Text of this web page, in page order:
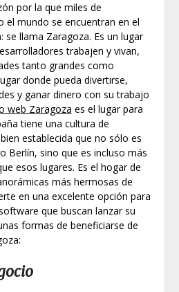
por la que miles de
el mundo se encuentran en el
se llama Zaragoza. Es un lugar
trabajen y vivan,
tanto grandes como
donde pueda divertirse,
y ganar dinero con su trabajo
web Zaragoza es el lugar para
tiene una cultura de
establecida que no sólo es
Berlín, sino que es incluso más
esos lugares. Es el hogar de
más hermosas de
en una excelente opción para
que buscan lanzar su
formas de beneficiarse de